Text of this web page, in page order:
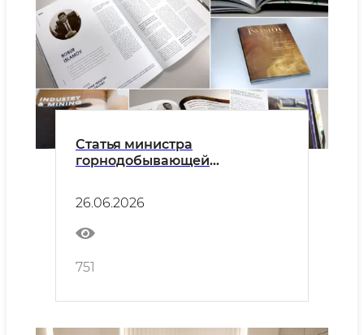
Статья министра
горнодобывающей
«Инвестор»
26.06.2026
751